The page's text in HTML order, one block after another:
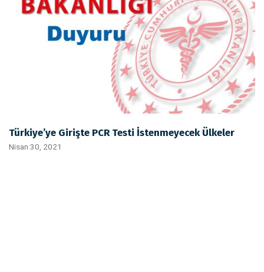
Türkiye’ye Girişte PCR Testi İstenmeyecek Ülkeler
Nisan 30, 2021